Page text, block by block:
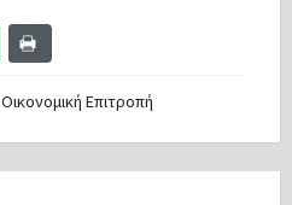
Οικονομική Επιτροπή